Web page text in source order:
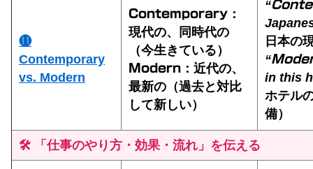
⓫
Contemporary
vs. Modern
Contemporary ：
現代の、同時代の
（今生きている）
Modern ：近代の、
最新の（過去と対比
して新しい）
“
日本の
“
in this
ホテル
備）
🛠️ 「仕事のやり方・効果・流れ」を伝える